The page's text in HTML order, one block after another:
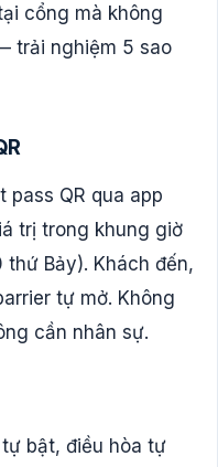
cổng mà không
trải nghiệm 5 sao
QR qua app
trị trong khung giờ
thứ Bảy). Khách đến,
tự mở. Không
cần nhân sự.
bật, điều hòa tự